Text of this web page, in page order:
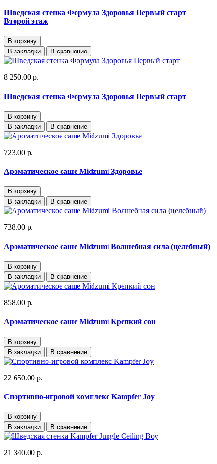
Шведская стенка Формула Здоровья Первый старт
Второй этаж
В корзину
В закладки
В сравнение
8 250.00 р.
Шведская стенка Формула Здоровья Первый старт
В корзину
В закладки
В сравнение
723.00 р.
Ароматическое саше Midzumi Здоровье
В корзину
В закладки
В сравнение
738.00 р.
Ароматическое саше Midzumi Волшебная сила (целебный)
В корзину
В закладки
В сравнение
858.00 р.
Ароматическое саше Midzumi Крепкий сон
В корзину
В закладки
В сравнение
22 650.00 р.
Спортивно-игровой комплекс Kampfer Joy
В корзину
В закладки
В сравнение
21 340.00 р.